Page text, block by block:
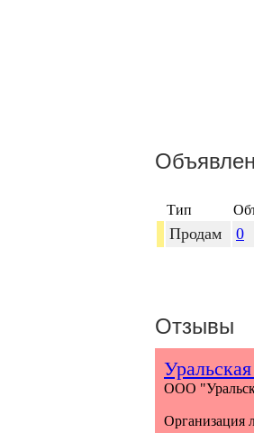
Тип
Продам 0
Отзывы
ООО
Организация